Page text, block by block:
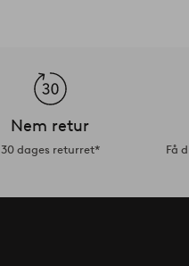
Nem retur
30 dages returret* Få